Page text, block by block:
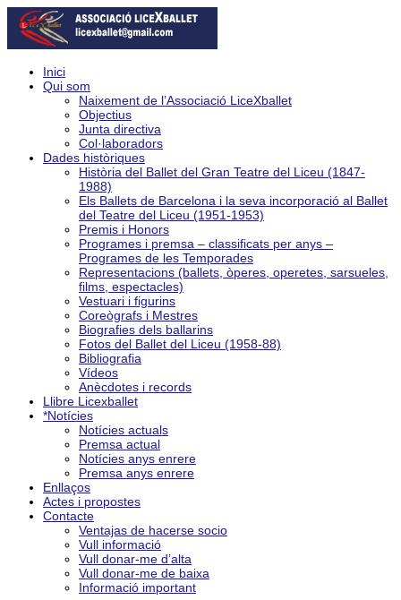
Inici
Qui som
Naixement de l’Associació LiceXballet
Objectius
Junta directiva
Col·laboradors
Dades històriques
Història del Ballet del Gran Teatre del Liceu (1847-
1988)
Els Ballets de Barcelona i la seva incorporació al Ballet
del Teatre del Liceu (1951-1953)
Premis i Honors
Programes i premsa – classificats per anys –
Programes de les Temporades
Representacions (ballets, òperes, operetes, sarsueles,
films, espectacles)
Vestuari i figurins
Coreògrafs i Mestres
Biografies dels ballarins
Fotos del Ballet del Liceu (1958-88)
Bibliografia
Vídeos
Anècdotes i records
Llibre Licexballet
*Notícies
Notícies actuals
Premsa actual
Notícies anys enrere
Premsa anys enrere
Enllaços
Actes i propostes
Contacte
Ventajas de hacerse socio
Vull informació
Vull donar-me d’alta
Vull donar-me de baixa
Informació important